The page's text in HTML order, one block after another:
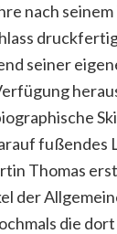
nach
seiner
fußendes
Thomas
der
die